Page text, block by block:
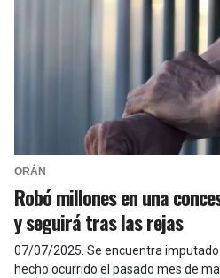
ORÁN
Robó millones en una
y seguirá tras las rejas
07/07/2025 Se encuentra
hecho ocurrido el pasado mes de